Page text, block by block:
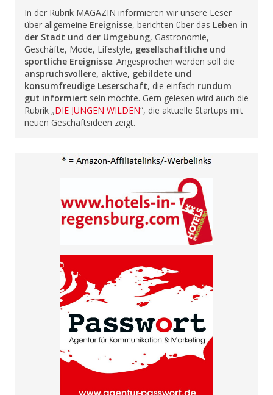
In der Rubrik MAGAZIN informieren wir unsere Leser
über allgemeine Ereignisse, berichten über das Leben in
der Stadt und der Umgebung, Gastronomie,
Geschäfte, Mode, Lifestyle, gesellschaftliche und
sportliche Ereignisse. Angesprochen werden soll die
anspruchsvollere, aktive, gebildete und
konsumfreudige Leserschaft, die einfach rundum
gut informiert sein möchte. Gern gelesen wird auch die
Rubrik „DIE JUNGEN WILDEN“, die aktuelle Startups mit
neuen Geschäftsideen zeigt.